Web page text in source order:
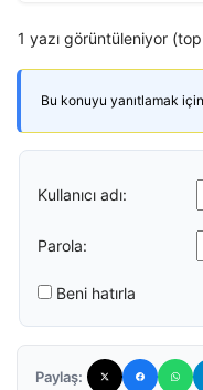
1 yazı görüntüleniyor
Bu konuyu yanıtlamak için
Kullanıcı adı:
Parola:
Beni hatırla
Paylaş: